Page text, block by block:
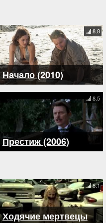
Начало (2010)
8.8
Престиж (2006)
8.5
Ходячие мертвецы
8.1